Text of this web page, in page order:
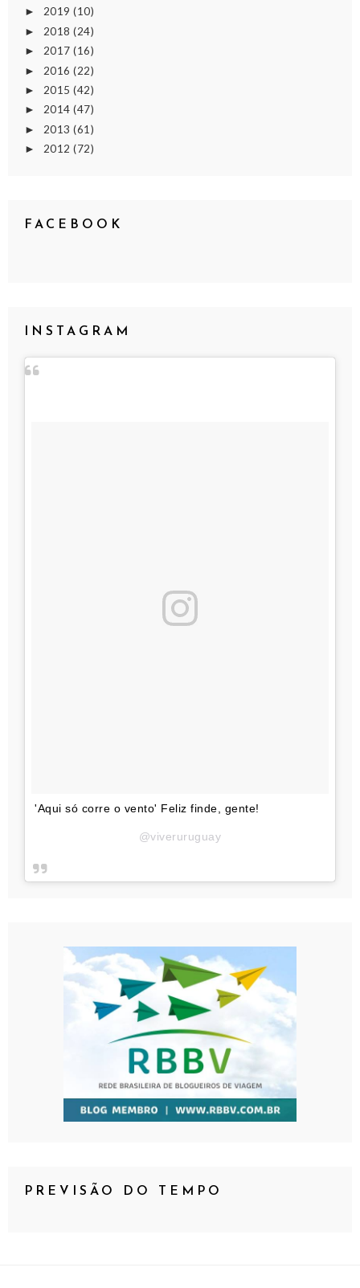
► 2019 (10)
► 2018 (24)
► 2017 (16)
► 2016 (22)
► 2015 (42)
► 2014 (47)
► 2013 (61)
► 2012 (72)
FACEBOOK
INSTAGRAM
'Aqui só corre o vento' Feliz finde, gente!
@viveruruguay
PREVISÃO DO TEMPO